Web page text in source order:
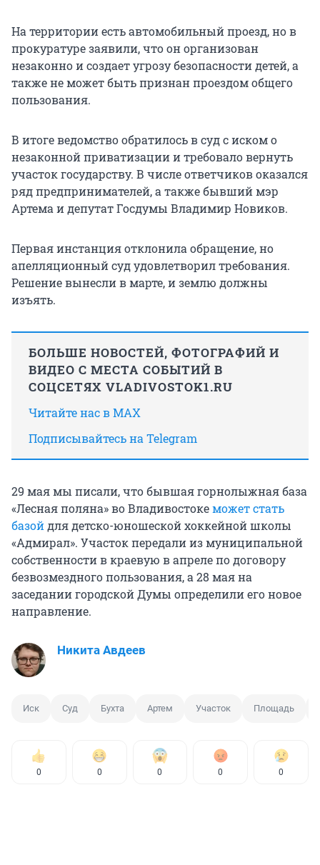
На территории есть автомобильный проезд, но в
прокуратуре заявили, что он организован
незаконно и создает угрозу безопасности детей, а
также не может быть признан проездом общего
пользования.
В итоге ведомство обратилось в суд с иском о
незаконной приватизации и требовало вернуть
участок государству. В числе ответчиков оказался
ряд предпринимателей, а также бывший мэр
Артема и депутат Госдумы Владимир Новиков.
Первая инстанция отклонила обращение, но
апелляционный суд удовлетворил требования.
Решение вынесли в марте, и землю должны
изъять.
БОЛЬШЕ НОВОСТЕЙ, ФОТОГРАФИЙ И
ВИДЕО С МЕСТА СОБЫТИЙ В
СОЦСЕТЯХ VLADIVOSTOK1.RU
Читайте нас в MAX
Подписывайтесь на Telegram
29 мая мы писали, что бывшая горнолыжная база
«Лесная поляна» во Владивостокеможет стать
базойдля детско-юношеской хоккейной школы
«Адмирал». Участок передали из муниципальной
собственности в краевую в апреле по договору
безвозмездного пользования, а 28 мая на
заседании городской Думы определили его новое
направление.
Никита Авдеев
Иск Суд Бухта Артем Участок Площадь
0 0 0 0 0